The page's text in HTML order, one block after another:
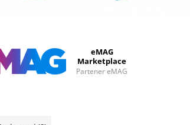
Facebook
eMAG
Marketplace
Partener eMAG